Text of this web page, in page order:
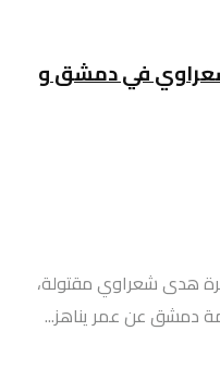
في دمشق و
هدى شعراوي مقتولة،
دمشق عن عمر يناهز...